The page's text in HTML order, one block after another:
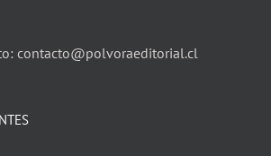
contacto@polvoraeditorial.cl